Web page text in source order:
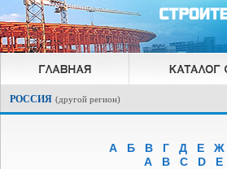
РОССИЯ (другой регион)
А
Б В Г Д Е Ж
A
B C D E